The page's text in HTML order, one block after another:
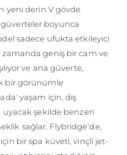
yeni derin V gövde
güverteler boyunca
sadece ufukta etkileyici
zamanda geniş bir cam ve
ve ana güverte,
bir görünümle
yaşam için, dış
şekilde benzeri
sağlar. Flybridge'de,
bir spa küveti, vinçli jet-